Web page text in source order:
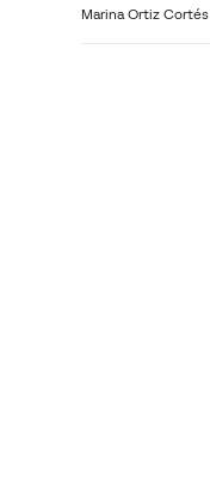
Marina Ortiz Cortés